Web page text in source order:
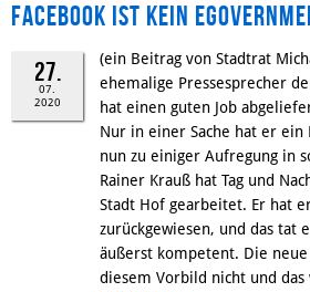
Facebook ist kein
27.
07.
2020
(ein Beitrag von Stadtrat
ehemalige Pressesprecher
hat einen guten Job
Nur in einer Sache hat er ein
nun zu einiger Aufregung in
Rainer Krauß hat Tag und
Stadt Hof gearbeitet. Er hat
zurückgewiesen, und das tat
äußerst kompetent. Die
diesem Vorbild nicht und das